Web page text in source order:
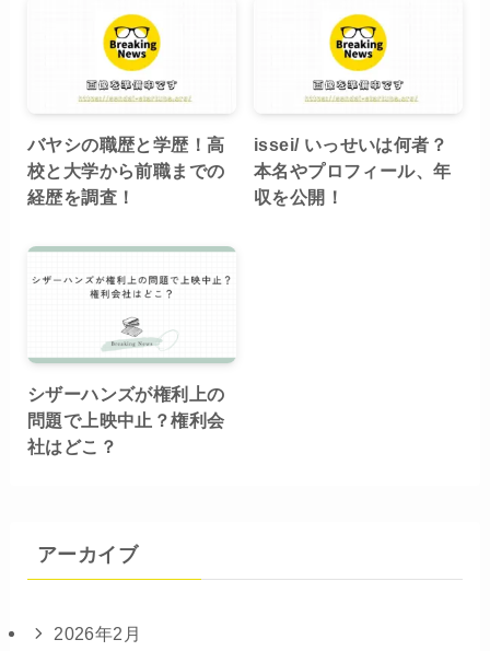
バヤシの職歴と学歴！高
校と大学から前職までの
経歴を調査！
issei/ いっせいは何者？
本名やプロフィール、年
収を公開！
シザーハンズが権利上の
問題で上映中止？権利会
社はどこ？
アーカイブ
2026年2月